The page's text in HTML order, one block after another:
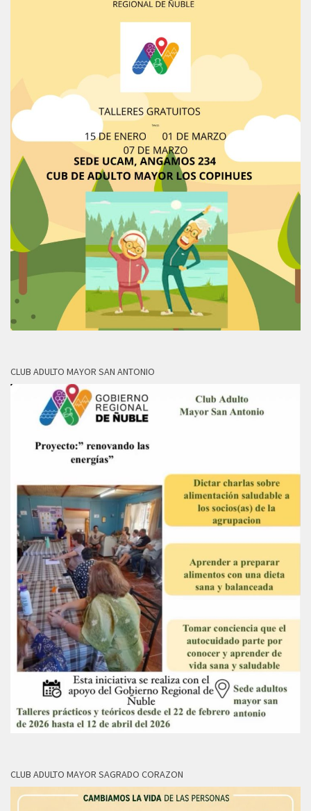
CLUB ADULTO MAYOR SAN ANTONIO
CLUB ADULTO MAYOR SAGRADO CORAZON